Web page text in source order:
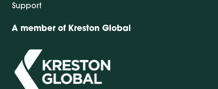
Support
A member of Kreston Global